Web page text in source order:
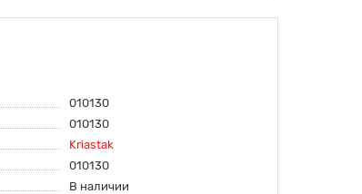
010130
010130
Kriastak
010130
В наличии